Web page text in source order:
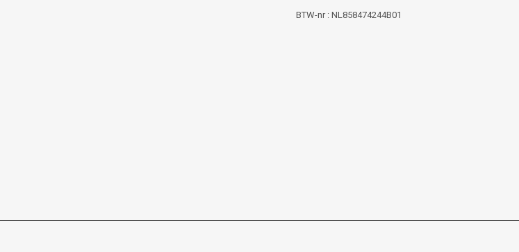
BTW-nr : NL858474244B01